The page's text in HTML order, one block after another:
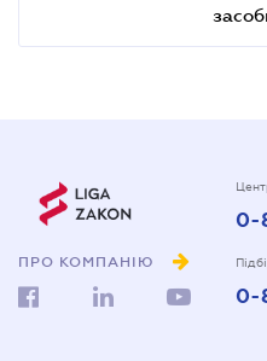
ПРО КОМПАНІЮ
0-
0-